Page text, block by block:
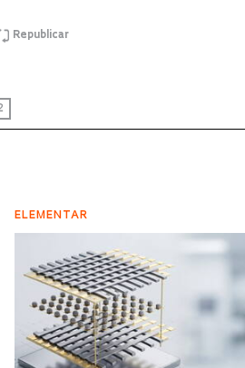
Republicar